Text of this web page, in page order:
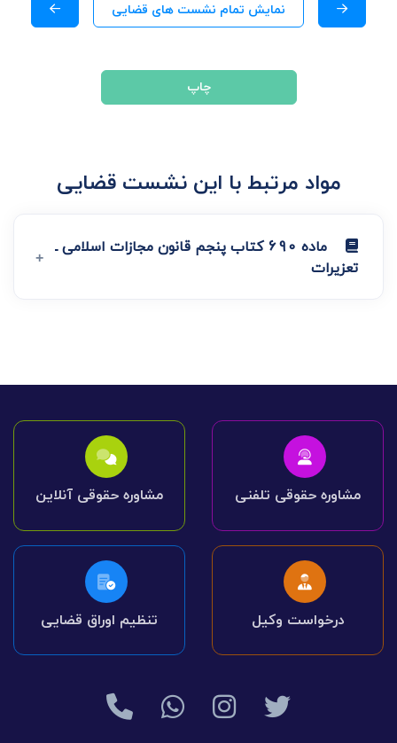
نمایش تمام نشست های قضایی
چاپ
مواد مرتبط با این نشست قضایی
ماده 690 کتاب پنجم قانون مجازات اسلامی ـ
تعزیرات
مشاوره حقوقی تلفنی مشاوره حقوقی آنلاین
درخواست وکیل تنظیم اوراق قضایی